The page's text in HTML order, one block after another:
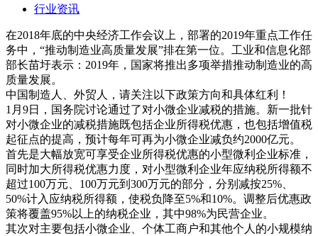
行业资讯
在2018年底的中央经济工作会议上，部署的2019年重点工作任
务中，“推动制造业高质量发展”排在第一位。工业和信息化部
部长苗圩表示：2019年，国家将推出多项举措推动制造业的高
质量发展。
中国制造人、外贸人，请关注以下政策方向和具体红利！
1月9日，国务院讨论通过了对小微企业减税的措施。新一批针
对小微企业的减税措施既包括企业所得税优惠，也包括增值税
起征点的提高，预计每年可再为小微企业减负约2000亿元。
首先是大幅放宽可享受企业所得税优惠的小型微利企业标准，
同时加大所得税优惠力度，对小型微利企业年应纳税所得额不
超过100万元、100万元到300万元的部分，分别减按25%、
50%计入应纳税所得额，使税负降至5%和10%。调整后优惠政
策将覆盖95%以上的纳税企业，其中98%为民营企业。
其次对主要包括小微企业、个体工商户和其他个人的小规模纳